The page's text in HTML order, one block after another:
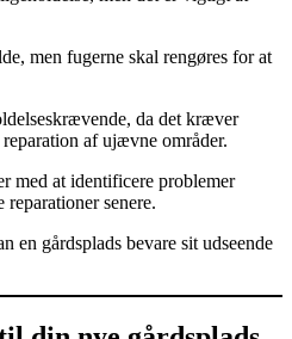
men fugerne skal rengøres for at
da det kræver
af ujævne områder.
med at identificere problemer
senere.
en gårdsplads bevare sit udseende